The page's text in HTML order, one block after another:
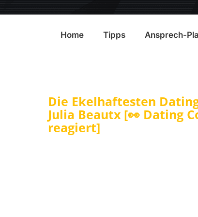
Home Tipps Ansprech-
Die Ekelhaftesten Dating
Julia Beautx [👀 Dating
reagiert]